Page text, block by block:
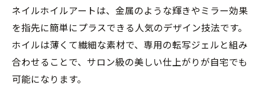
ネイルホイルアートは、金属のような輝きやミラー効果
を指先に簡単にプラスできる人気のデザイン技法です。
ホイルは薄くて繊細な素材で、専用の転写ジェルと組み
合わせることで、サロン級の美しい仕上がりが自宅でも
可能になります。